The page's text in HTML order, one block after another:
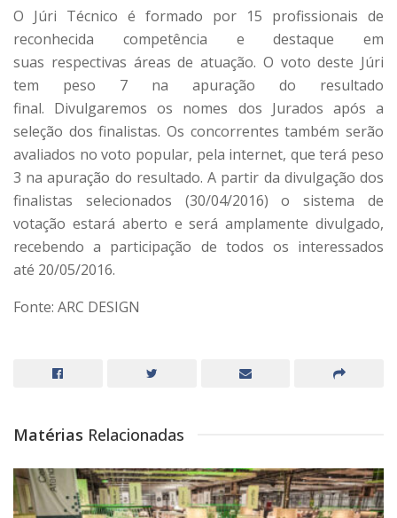
O Júri Técnico é formado por 15 profissionais de
reconhecida competência e destaque em
suas respectivas áreas de atuação. O voto deste Júri
tem peso 7 na apuração do resultado
final. Divulgaremos os nomes dos Jurados após a
seleção dos finalistas. Os concorrentes também serão
avaliados no voto popular, pela internet, que terá peso
3 na apuração do resultado. A partir da divulgação dos
finalistas selecionados (30/04/2016) o sistema de
votação estará aberto e será amplamente divulgado,
recebendo a participação de todos os interessados
até 20/05/2016.
Fonte: ARC DESIGN
Matérias Relacionadas